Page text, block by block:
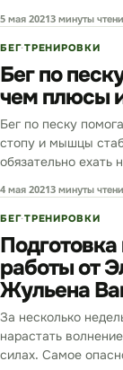
5 мая 20213 минуты
БЕГ ТРЕНИРОВКИ
Бег по
чем плюсы
Бег по песку
стопу и мышцы
обязательно
4 мая 20213 минуты
БЕГ ТРЕНИРОВКИ
работы от
Жульена
За несколько
нарастать
силах. Самое